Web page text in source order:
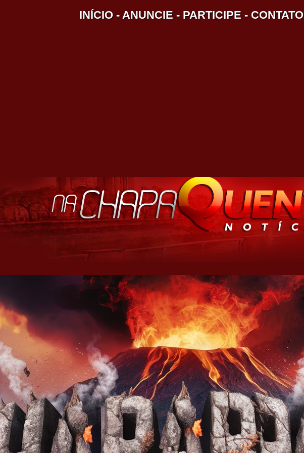
INÍCIO -ANUNCIE - PARTICIPE - CONTATO